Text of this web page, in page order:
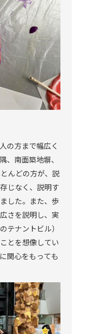
の方まで幅広く
、南面築地塀、
んどの方が、説
じなく、説明す
した。また、歩
さを説明し、実
テナントビル）
とを想像してい
関心をもっても